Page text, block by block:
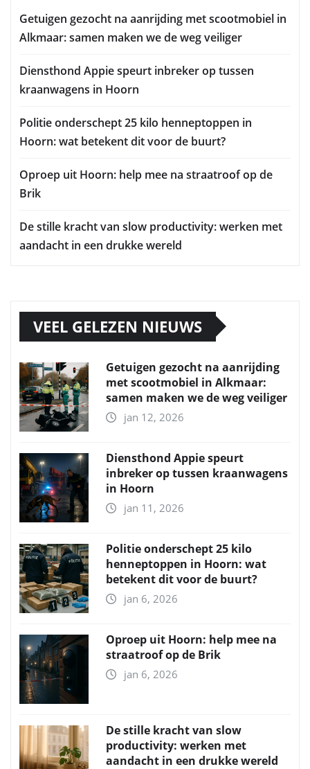
Getuigen gezocht na aanrijding met scootmobiel in
Alkmaar: samen maken we de weg veiliger
Diensthond Appie speurt inbreker op tussen
kraanwagens in Hoorn
Politie onderschept 25 kilo henneptoppen in
Hoorn: wat betekent dit voor de buurt?
Oproep uit Hoorn: help mee na straatroof op de
Brik
De stille kracht van slow productivity: werken met
aandacht in een drukke wereld
VEEL GELEZEN NIEUWS
Getuigen gezocht na aanrijding
met scootmobiel in Alkmaar:
samen maken we de weg veiliger
jan 12, 2026
Diensthond Appie speurt
inbreker op tussen kraanwagens
in Hoorn
jan 11, 2026
Politie onderschept 25 kilo
henneptoppen in Hoorn: wat
betekent dit voor de buurt?
jan 6, 2026
Oproep uit Hoorn: help mee na
straatroof op de Brik
jan 6, 2026
De stille kracht van slow
productivity: werken met
aandacht in een drukke wereld